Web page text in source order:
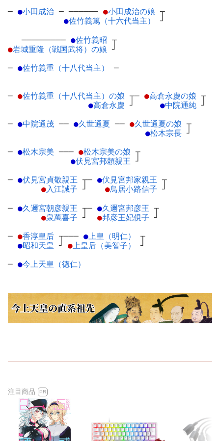
─ ●小田成治 ─ ────── ●小田成治の娘 ┬
●佐竹義篤（十六代当主） ┘
───────── ●佐竹義昭 ┬
●岩城重隆（戦国武将）の娘 ┘
─ ●佐竹義重（十八代当主） ─
─ ●佐竹義重（十八代当主）の娘 ┬
●高倉永慶 ┘
─ ●高倉永慶の娘 ┬
●中院通純 ┘
─ ●中院通茂 ── ●久世通夏 ── ●久世通夏の娘 ┬
●松木宗長 ┘
─ ●松木宗美 ─── ●松木宗美の娘 ┬
●伏見宮邦頼親王 ┘
─ ●伏見宮貞敬親王 ┬
●入江誠子 ┘
─ ●伏見宮邦家親王 ┬
●鳥居小路信子 ┘
─ ●久邇宮朝彦親王 ┬
●泉萬喜子 ┘
─ ●久邇宮邦彦王 ┬
●邦彦王妃俔子 ┘
─ ●香淳皇后 ┬
●昭和天皇 ┘
─── ●上皇（明仁）
┬
●上皇后（美智子） ┘
─ ●今上天皇（徳仁）
注目商品 PR